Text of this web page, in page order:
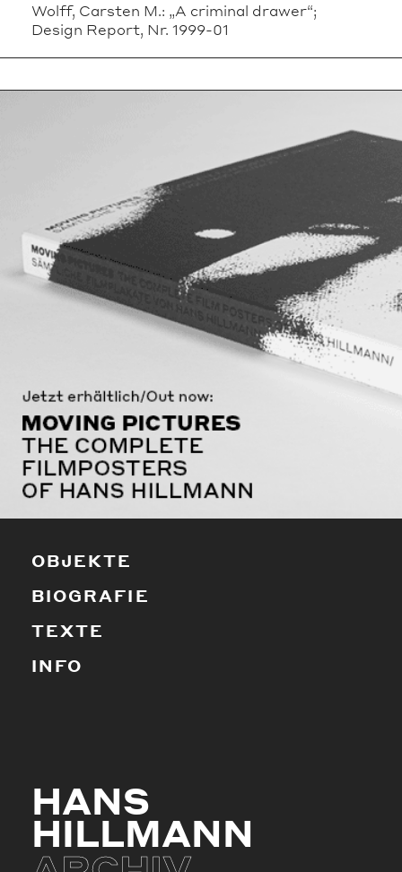
Wolff, Carsten M.: „A criminal drawer“;
Design Report, Nr. 1999-01
OBJEKTE
BIOGRAFIE
TEXTE
INFO
HANS
HILLMANN